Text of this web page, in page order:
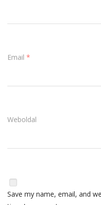
Email *
Weboldal
Save my name, email, and